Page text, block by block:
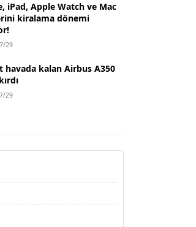
iPad, Apple Watch ve Mac
kiralama dönemi
29
havada kalan Airbus A350
29